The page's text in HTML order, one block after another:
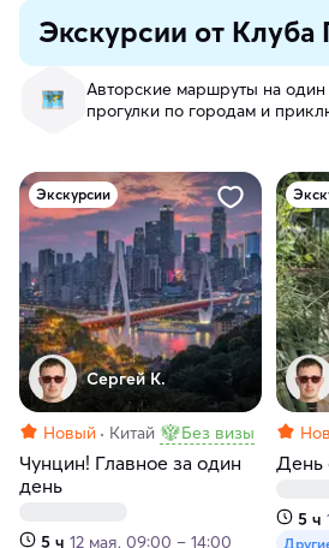
Экскурсии от Клуба
Авторские маршруты на один
прогулки по городам и
Экскурсии
Сергей К.
Новый Китай Без визы
Чунцин! Главное за один
день
5 ч 12 мая, 09:00 – 14:00
День
5 ч